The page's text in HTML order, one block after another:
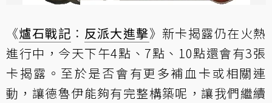
《爐石戰記 ： 反派大進擊》新卡揭露仍在火熱
進行中，今天下午4點、7點、10點還會有3張
卡揭露。至於是否會有更多補血卡或相關連
動，讓德魯伊能夠有完整構築呢，讓我們繼續